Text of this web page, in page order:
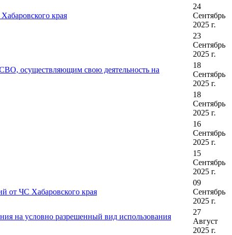
края
24
Сентябрь
2025 г.
23
Сентябрь
2025 г.
осуществляющим свою деятельность на
18
Сентябрь
2025 г.
18
Сентябрь
2025 г.
16
Сентябрь
2025 г.
15
Сентябрь
2025 г.
от ЧС Хабаровского края
09
Сентябрь
2025 г.
на условно разрешенный вид использования
27
Август
2025 г.